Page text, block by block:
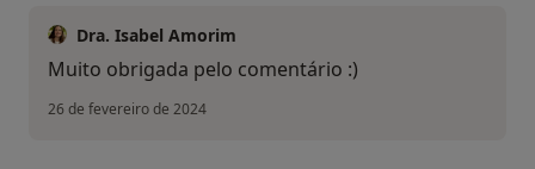
Dra. Isabel Amorim
Muito obrigada pelo comentário :)
26 de fevereiro de 2024